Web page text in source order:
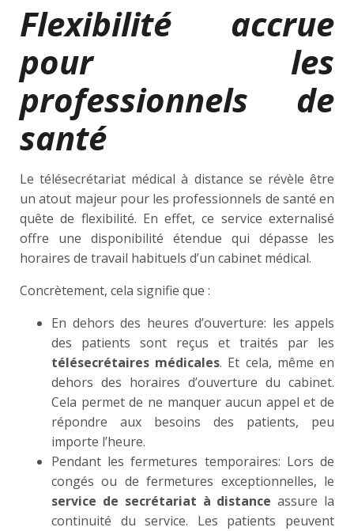
Flexibilité accrue
pour les
professionnels de
santé
Le télésecrétariat médical à distance se révèle être
un atout majeur pour les professionnels de santé en
quête de flexibilité. En effet, ce service externalisé
offre une disponibilité étendue qui dépasse les
horaires de travail habituels d’un cabinet médical.
Concrètement, cela signifie que :
En dehors des heures d’ouverture: les appels
des patients sont reçus et traités par les
télésecrétaires médicales. Et cela, même en
dehors des horaires d’ouverture du cabinet.
Cela permet de ne manquer aucun appel et de
répondre aux besoins des patients, peu
importe l’heure.
Pendant les fermetures temporaires: Lors de
congés ou de fermetures exceptionnelles, le
service de secrétariat à distance assure la
continuité du service. Les patients peuvent